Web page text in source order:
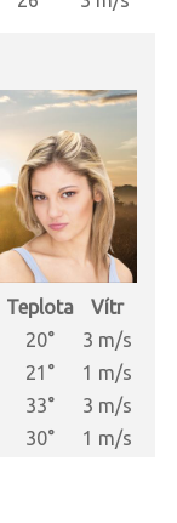
Teplota
Vítr
20°
3 m/s
21°
1 m/s
33°
3 m/s
30° 1 m/s